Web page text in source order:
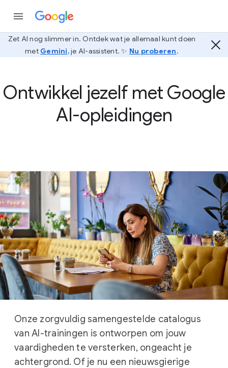
Zet AI nog slimmer in. Ontdek wat je allemaal kunt doen
met Gemini, je AI-assistent. ✨ Nu proberen.
Ontwikkel jezelf met Google
AI-opleidingen
Onze zorgvuldig samengestelde catalogus
van AI-trainingen is ontworpen om jouw
vaardigheden te versterken, ongeacht je
achtergrond. Of je nu een nieuwsgierige